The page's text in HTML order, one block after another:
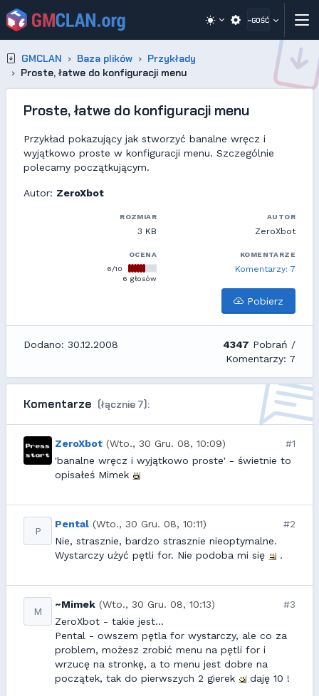
~GOŚĆ
GMCLAN Baza plików
Przykłady
Proste, łatwe do konfiguracji menu
Proste, łatwe do konfiguracji menu
Przykład pokazujący jak stworzyć banalne wręcz i
wyjątkowo proste w konfiguracji menu. Szczególnie
polecamy początkującym.
Autor: ZeroXbot
ROZMIAR
3 KB
AUTOR
ZeroXbot
OCENA
6/10
6 głosów
KOMENTARZE
Komentarzy: 7
Pobierz
Dodano: 30.12.2008 4347 Pobrań /
Komentarzy: 7
Komentarze (łącznie 7):
ZeroXbot (Wto., 30 Gru. 08, 10:09)
#1
'banalne wręcz i wyjątkowo proste' - świetnie to
opisałeś Mimek
P
Pental (Wto., 30 Gru. 08, 10:11)
#2
Nie, strasznie, bardzo strasznie nieoptymalne.
Wystarczy użyć pętli for. Nie podoba mi się
.
M
~Mimek (Wto., 30 Gru. 08, 10:13)
#3
ZeroXbot - takie jest...
Pental - owszem pętla for wystarczy, ale co za
problem, możesz zrobić menu na pętli for i
wrzucę na stronkę, a to menu jest dobre na
początek, tak do pierwszych 2 gierek
daję 10 !